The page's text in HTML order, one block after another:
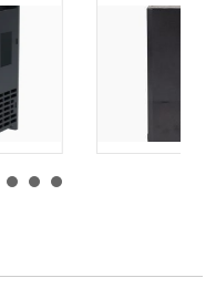
由admin |29 1 月,